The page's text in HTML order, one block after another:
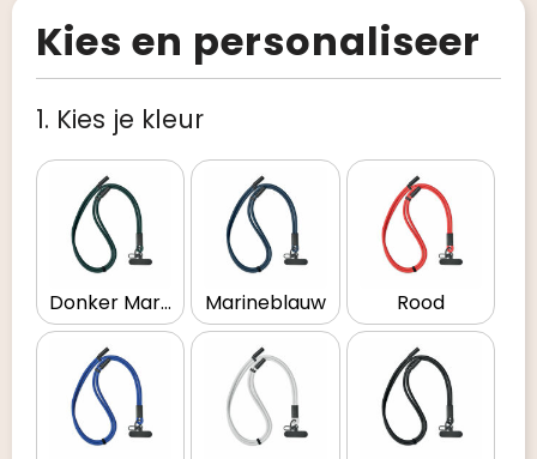
Kies en personaliseer
1. Kies je kleur
Donker Marinegroen Marineblauw Rood